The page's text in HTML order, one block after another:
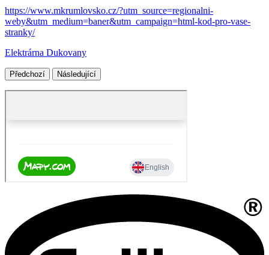
https://www.mkrumlovsko.cz/?utm_source=regionalni-
weby&utm_medium=baner&utm_campaign=html-kod-pro-vase-
stranky/
Elektrárna Dukovany
Předchozí Následující